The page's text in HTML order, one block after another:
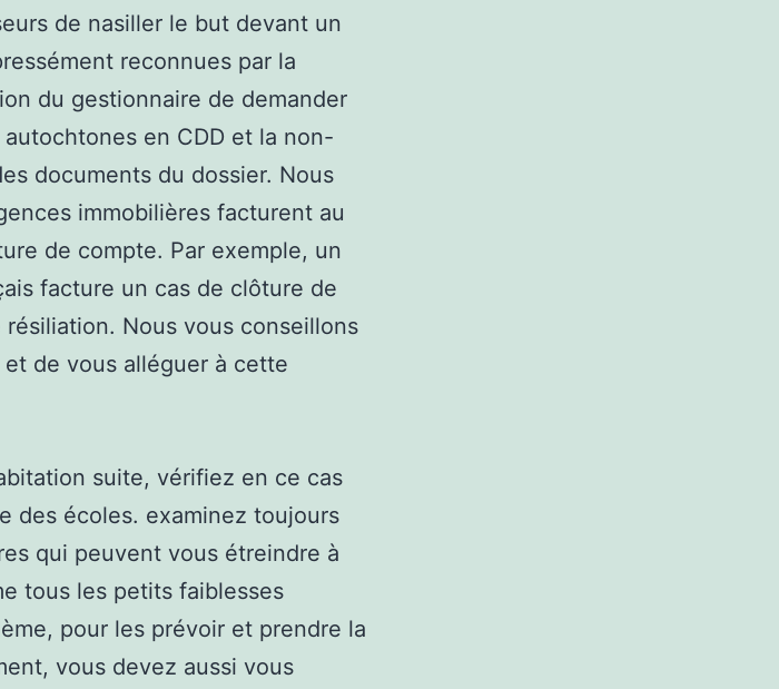
de nasiller le but devant un
reconnues par la
du gestionnaire de demander
en CDD et la non-
documents du dossier. Nous
immobilières facturent au
de compte. Par exemple, un
facture un cas de clôture de
Nous vous conseillons
de vous alléguer à cette
suite, vérifiez en ce cas
des écoles. examinez toujours
qui peuvent vous étreindre à
tous les petits faiblesses
pour les prévoir et prendre la
vous devez aussi vous